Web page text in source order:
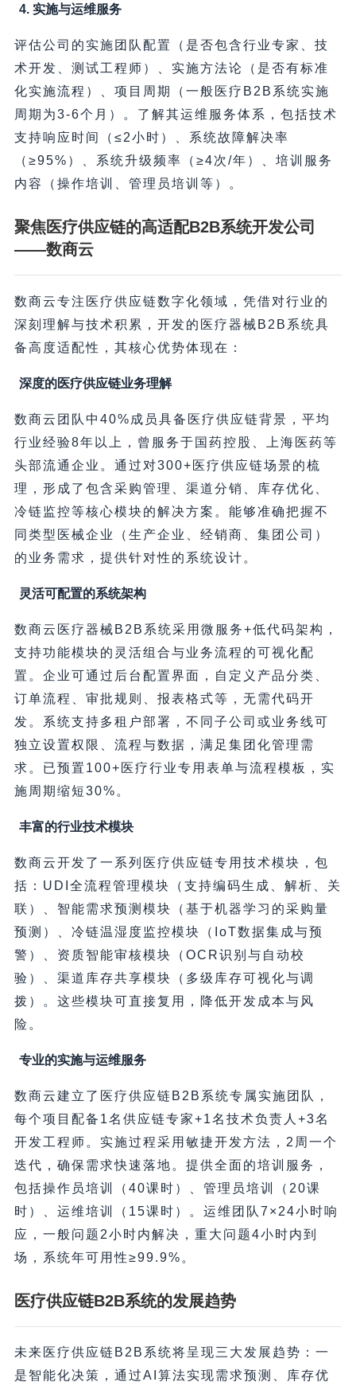
4. 实施与运维服务
评估公司的实施团队配置（是否包含行业专家、技
术开发、测试工程师）、实施方法论（是否有标准
化实施流程）、项目周期（一般医疗B2B系统实施
周期为3-6个月）。了解其运维服务体系，包括技术
支持响应时间（≤2小时）、系统故障解决率
（≥95%）、系统升级频率（≥4次/年）、培训服务
内容（操作培训、管理员培训等）。
聚焦医疗供应链的高适配B2B系统开发公司
——数商云
数商云专注医疗供应链数字化领域，凭借对行业的
深刻理解与技术积累，开发的医疗器械B2B系统具
备高度适配性，其核心优势体现在：
深度的医疗供应链业务理解
数商云团队中40%成员具备医疗供应链背景，平均
行业经验8年以上，曾服务于国药控股、上海医药等
头部流通企业。通过对300+医疗供应链场景的梳
理，形成了包含采购管理、渠道分销、库存优化、
冷链监控等核心模块的解决方案。能够准确把握不
同类型医械企业（生产企业、经销商、集团公司）
的业务需求，提供针对性的系统设计。
灵活可配置的系统架构
数商云医疗器械B2B系统采用微服务+低代码架构，
支持功能模块的灵活组合与业务流程的可视化配
置。企业可通过后台配置界面，自定义产品分类、
订单流程、审批规则、报表格式等，无需代码开
发。系统支持多租户部署，不同子公司或业务线可
独立设置权限、流程与数据，满足集团化管理需
求。已预置100+医疗行业专用表单与流程模板，实
施周期缩短30%。
丰富的行业技术模块
数商云开发了一系列医疗供应链专用技术模块，包
括：UDI全流程管理模块（支持编码生成、解析、关
联）、智能需求预测模块（基于机器学习的采购量
预测）、冷链温湿度监控模块（IoT数据集成与预
警）、资质智能审核模块（OCR识别与自动校
验）、渠道库存共享模块（多级库存可视化与调
拨）。这些模块可直接复用，降低开发成本与风
险。
专业的实施与运维服务
数商云建立了医疗供应链B2B系统专属实施团队，
每个项目配备1名供应链专家+1名技术负责人+3名
开发工程师。实施过程采用敏捷开发方法，2周一个
迭代，确保需求快速落地。提供全面的培训服务，
包括操作员培训（40课时）、管理员培训（20课
时）、运维培训（15课时）。运维团队7×24小时响
应，一般问题2小时内解决，重大问题4小时内到
场，系统年可用性≥99.9%。
医疗供应链B2B系统的发展趋势
未来医疗供应链B2B系统将呈现三大发展趋势：一
是智能化决策，通过AI算法实现需求预测、库存优